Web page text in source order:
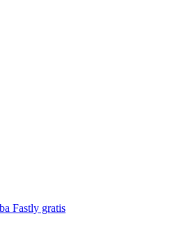
Fastly gratis